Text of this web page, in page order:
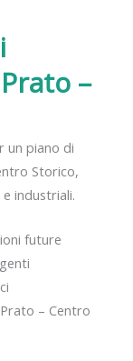
–
un piano di
Storico,
industriali.
future
– Centro